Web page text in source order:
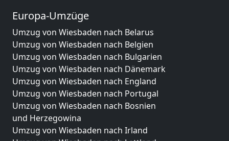
Europa-Umzüge
Umzug von Wiesbaden nach Belarus
Umzug von Wiesbaden nach Belgien
Umzug von Wiesbaden nach Bulgarien
Umzug von Wiesbaden nach Dänemark
Umzug von Wiesbaden nach England
Umzug von Wiesbaden nach Portugal
Umzug von Wiesbaden nach Bosnien
und Herzegowina
Umzug von Wiesbaden nach Irland